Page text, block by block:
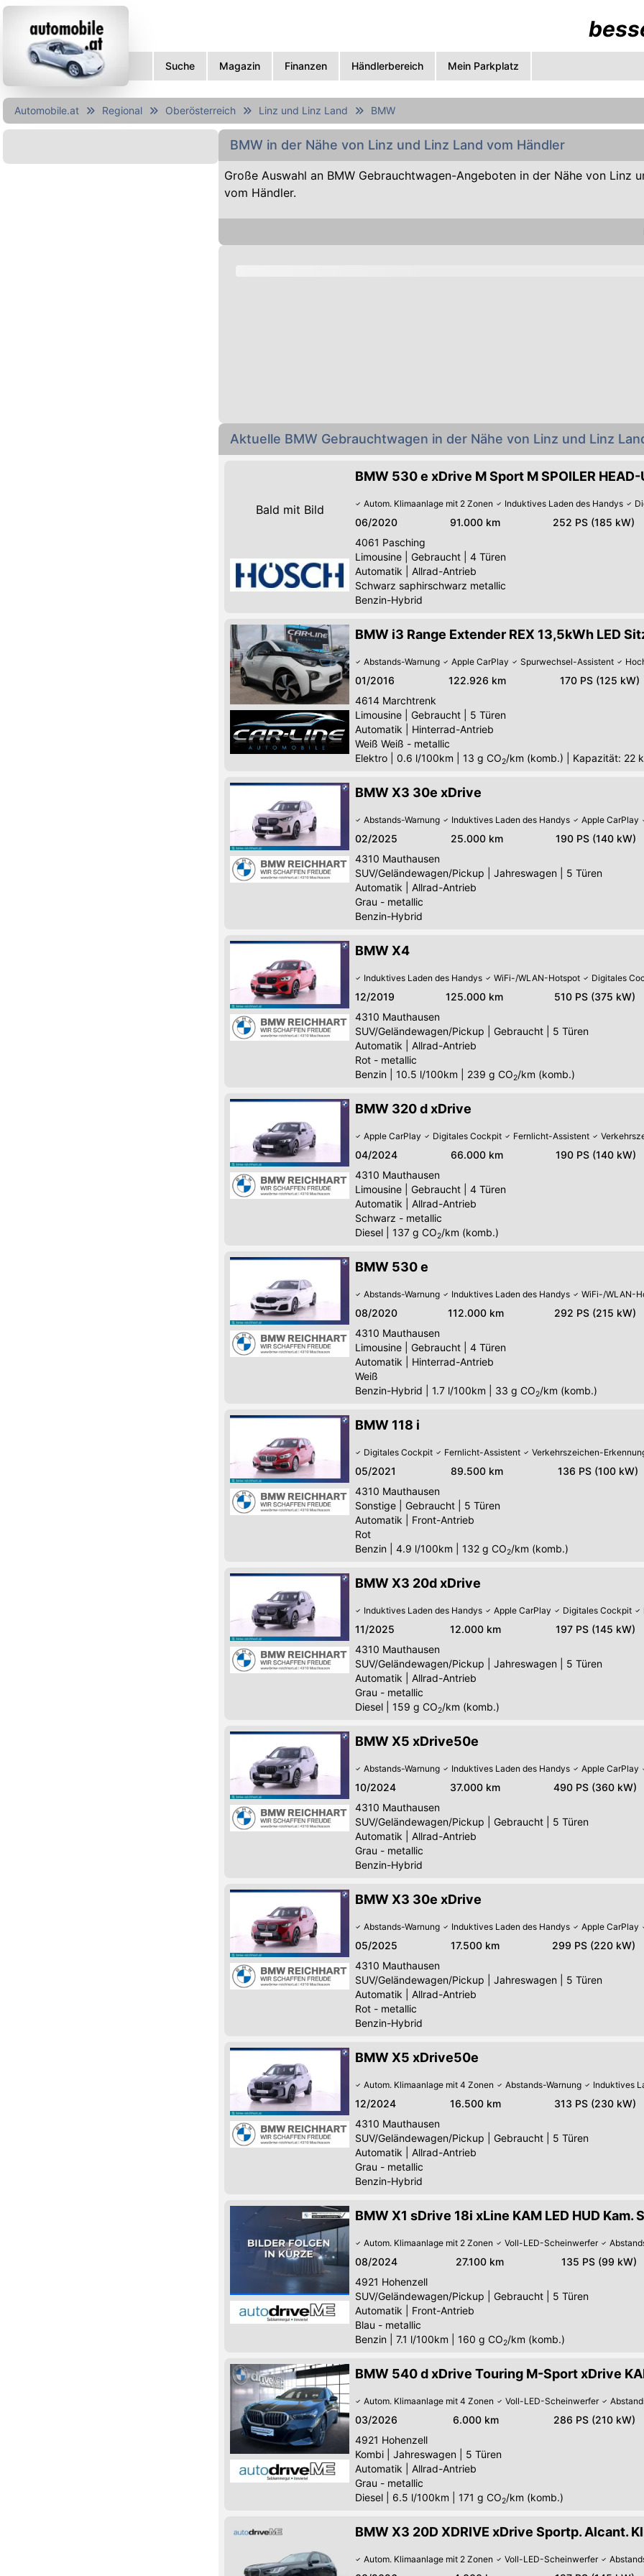
Suche Magazin Finanzen Händlerbereich Mein Parkplatz
Automobile.at Regional Oberösterreich Linz und Linz Land BMW
BMW in der Nähe von Linz und Linz Land vom Händler
Große Auswahl an BMW Gebrauchtwagen-Angeboten in der Nähe von Linz
vom Händler.
Aktuelle BMW Gebrauchtwagen in der Nähe von Linz und Linz
Bald mit Bild
BMW 530 e xDrive M Sport M SPOILER HEAD-
Autom. Klimaanlage mit 2 Zonen Induktives Laden des Handys
06/2020 91.000 km 252 PS (185 kW)
4061 Pasching
Limousine
Gebraucht
4 Türen
Automatik
Allrad-Antrieb
Schwarz saphirschwarz metallic
Benzin-Hybrid
BMW i3 Range Extender REX 13,5kWh LED
Abstands-Warnung Apple CarPlay Spurwechsel-Assistent
01/2016 122.926 km 170 PS (125 kW)
4614 Marchtrenk
Limousine
Gebraucht
5 Türen
Automatik
Hinterrad-Antrieb
Weiß Weiß - metallic
Elektro
0.6 l/100km 13 g CO2/km (komb.) Kapazität: 22
BMW X3 30e xDrive
Abstands-Warnung Induktives Laden des Handys Apple CarPlay
02/2025 25.000 km 190 PS (140 kW)
4310 Mauthausen
SUV/Geländewagen/Pickup
Jahreswagen
5 Türen
Automatik
Allrad-Antrieb
Grau - metallic
Benzin-Hybrid
BMW X4
Induktives Laden des Handys WiFi-/WLAN-Hotspot Digitales
12/2019 125.000 km 510 PS (375 kW)
4310 Mauthausen
SUV/Geländewagen/Pickup
Gebraucht
5 Türen
Automatik
Allrad-Antrieb
Rot - metallic
Benzin
10.5 l/100km 239 g CO2/km (komb.)
BMW 320 d xDrive
Apple CarPlay Digitales Cockpit Fernlicht-Assistent
04/2024 66.000 km 190 PS (140 kW)
4310 Mauthausen
Limousine
Gebraucht
4 Türen
Automatik
Allrad-Antrieb
Schwarz - metallic
Diesel
137 g CO2/km (komb.)
BMW 530 e
Abstands-Warnung Induktives Laden des Handys WiFi-/WLAN-
08/2020 112.000 km 292 PS (215 kW)
4310 Mauthausen
Limousine
Gebraucht
4 Türen
Automatik
Hinterrad-Antrieb
Weiß
Benzin-Hybrid
1.7 l/100km 33 g CO2/km (komb.)
BMW 118 i
Digitales Cockpit Fernlicht-Assistent Verkehrszeichen-
05/2021 89.500 km 136 PS (100 kW)
4310 Mauthausen
Sonstige
Gebraucht
5 Türen
Automatik
Front-Antrieb
Rot
Benzin
4.9 l/100km 132 g CO2/km (komb.)
BMW X3 20d xDrive
Induktives Laden des Handys Apple CarPlay Digitales Cockpit
11/2025 12.000 km 197 PS (145 kW)
4310 Mauthausen
SUV/Geländewagen/Pickup
Jahreswagen
5 Türen
Automatik
Allrad-Antrieb
Grau - metallic
Diesel
159 g CO2/km (komb.)
BMW X5 xDrive50e
Abstands-Warnung Induktives Laden des Handys Apple CarPlay
10/2024 37.000 km 490 PS (360 kW)
4310 Mauthausen
SUV/Geländewagen/Pickup
Gebraucht
5 Türen
Automatik
Allrad-Antrieb
Grau - metallic
Benzin-Hybrid
BMW X3 30e xDrive
Abstands-Warnung Induktives Laden des Handys Apple CarPlay
05/2025 17.500 km 299 PS (220 kW)
4310 Mauthausen
SUV/Geländewagen/Pickup
Jahreswagen
5 Türen
Automatik
Allrad-Antrieb
Rot - metallic
Benzin-Hybrid
BMW X5 xDrive50e
Autom. Klimaanlage mit 4 Zonen Abstands-Warnung Induktives
12/2024 16.500 km 313 PS (230 kW)
4310 Mauthausen
SUV/Geländewagen/Pickup
Gebraucht
5 Türen
Automatik
Allrad-Antrieb
Grau - metallic
Benzin-Hybrid
BMW X1 sDrive 18i xLine KAM LED HUD Kam.
Autom. Klimaanlage mit 2 Zonen Voll-LED-Scheinwerfer
08/2024 27.100 km 135 PS (99 kW)
4921 Hohenzell
SUV/Geländewagen/Pickup
Gebraucht
5 Türen
Automatik
Front-Antrieb
Blau - metallic
Benzin
7.1 l/100km 160 g CO2/km (komb.)
BMW 540 d xDrive Touring M-Sport xDrive
Autom. Klimaanlage mit 4 Zonen Voll-LED-Scheinwerfer
03/2026 6.000 km 286 PS (210 kW)
4921 Hohenzell
Kombi
Jahreswagen
5 Türen
Automatik
Allrad-Antrieb
Grau - metallic
Diesel
6.5 l/100km 171 g CO2/km (komb.)
BMW X3 20D XDRIVE xDrive Sportp. Alcant.
Autom. Klimaanlage mit 2 Zonen Voll-LED-Scheinwerfer